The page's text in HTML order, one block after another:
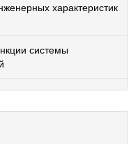
характеристик
системы